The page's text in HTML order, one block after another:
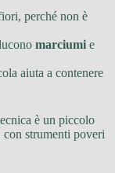
perché non è
marciumi e
aiuta a contenere
è un piccolo
con strumenti poveri